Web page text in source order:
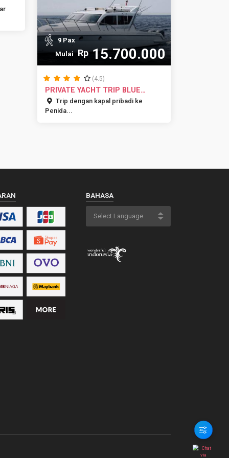
9 Pax
Mulai Rp15.700.000
(4.5)
PRIVATE YACHT TRIP BLUE
MARLIN BA...
Trip dengan kapal pribadi ke
Penida...
BAHASA